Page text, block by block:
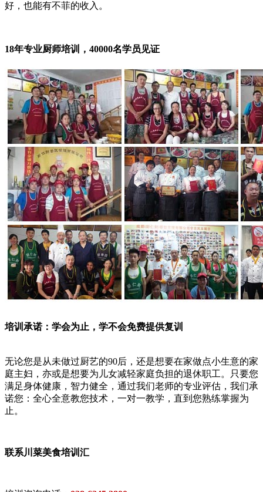
好，也能有不菲的收入。
18年专业厨师培训，40000名学员见证
培训承诺：学会为止，学不会免费提供复训
无论您是从未做过厨艺的90后，还是想要在家做点小生意的家
庭主妇，亦或是想要为儿女减轻家庭负担的退休职工。只要您
满足身体健康，智力健全，通过我们老师的专业评估，我们承
诺您：全心全意教您技术，一对一教学，直到您熟练掌握为
止。
联系川菜美食培训汇